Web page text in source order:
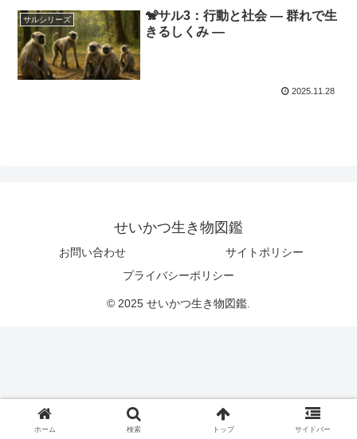
サルシリーズ
🐒サル3：行動と社会 ― 群れで生
きるしくみ ―
2025.11.28
せいかつ生き物図鑑
お問い合わせ
サイトポリシー
プライバシーポリシー
© 2025 せいかつ生き物図鑑.
ホーム 検索 トップ サイドバー